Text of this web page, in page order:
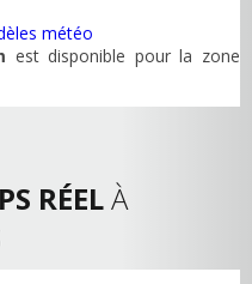
météo
est disponible pour la zone
RÉELÀ